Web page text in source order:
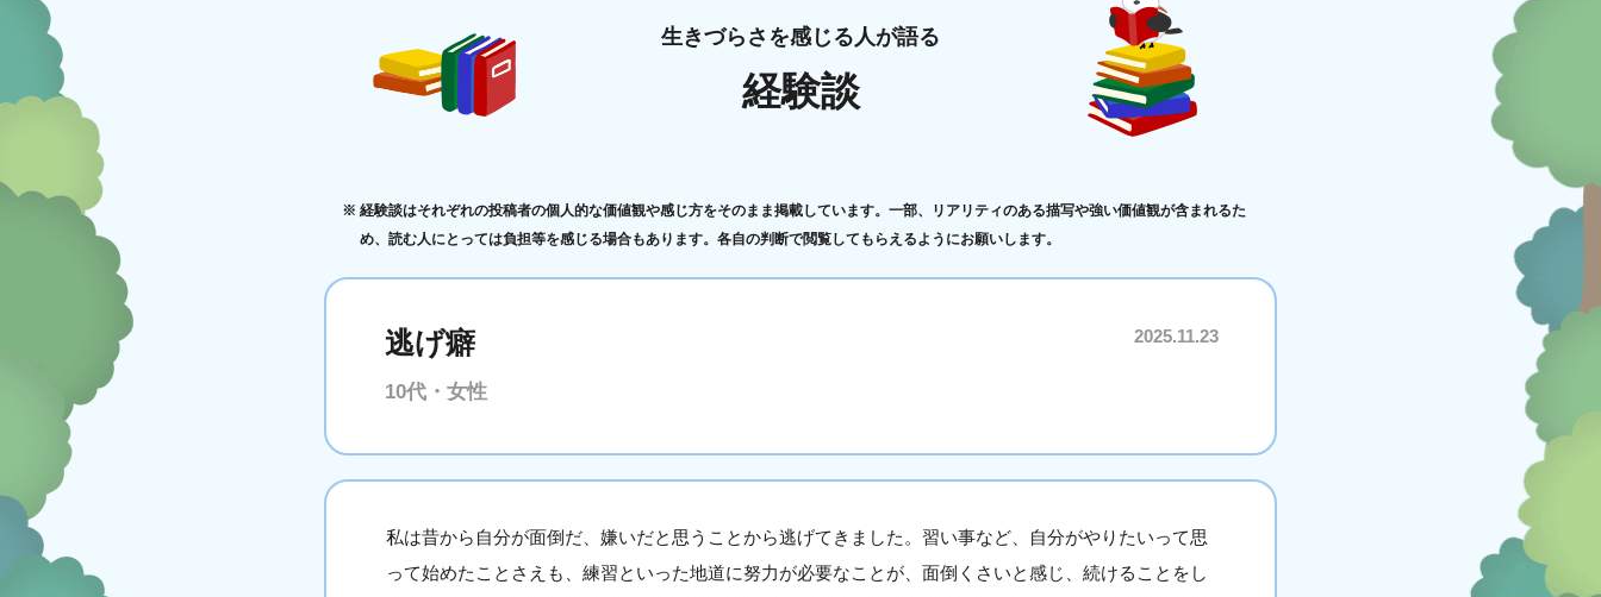
生きづらさを感じる人が語る
経験談
経験談はそれぞれの投稿者の個人的な価値観や感じ方をそのまま掲載しています。一部、リアリティのある描写や強い価値観が含まれるた
め、読む人にとっては負担等を感じる場合もあります。各自の判断で閲覧してもらえるようにお願いします。
逃げ癖 2025.11.23
10代・女性
私は昔から自分が面倒だ、嫌いだと思うことから逃げてきました。習い事など、自分がやりたいって思
って始めたことさえも、練習といった地道に努力が必要なことが、面倒くさいと感じ、続けることをし